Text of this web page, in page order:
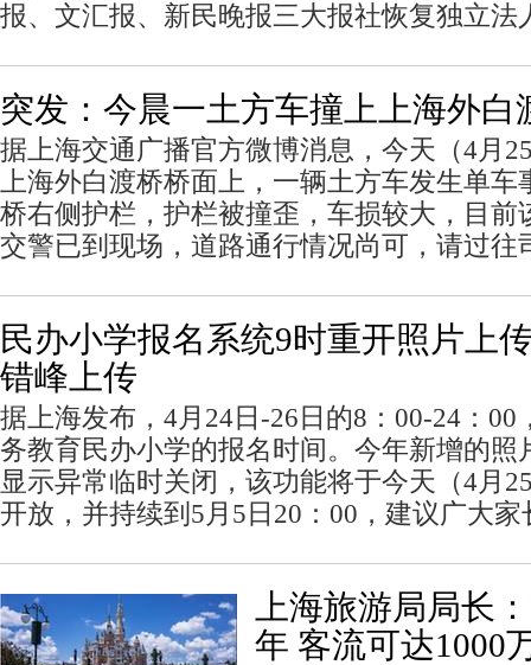
报、文汇报、新民晚报三大报社恢复独立法
突发：今晨一土方车撞上上海外白
据上海交通广播官方微博消息，今天（4月
上海外白渡桥桥面上，一辆土方车发生单车
桥右侧护栏，护栏被撞歪，车损较大，目前
交警已到现场，道路通行情况尚可，请过往
民办小学报名系统9时重开照片上
错峰上传
据上海发布，4月24日-26日的8：00-24：00
务教育民办小学的报名时间。今年新增的照
显示异常临时关闭，该功能将于今天（4月
开放，并持续到5月5日20：00，建议广大
上海旅游局局长
年 客流可达1000